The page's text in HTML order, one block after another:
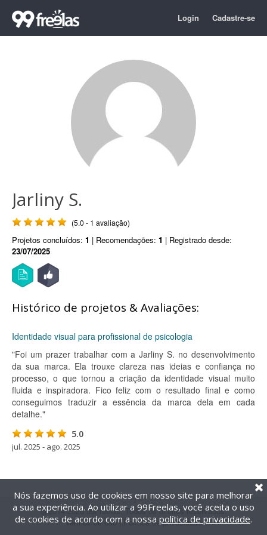
Login Cadastre-se
Jarliny S.
(5.0 - 1 avaliação)
Projetos concluídos: 1 | Recomendações: 1 | Registrado desde:
23/07/2025
Histórico de projetos & Avaliações:
Identidade visual para profissional de psicologia
"Foi um prazer trabalhar com a Jarliny S. no desenvolvimento
da sua marca. Ela trouxe clareza nas ideias e confiança no
processo, o que tornou a criação da identidade visual muito
fluida e inspiradora. Fico feliz com o resultado final e como
conseguimos traduzir a essência da marca dela em cada
detalhe."
5.0
jul. 2025 - ago. 2025
@2014-2026 99Freelas. Todos os direitos reservados.
Termos de uso| Política de privacidade
Nós fazemos uso de cookies em nosso site para melhorar
a sua experiência. Ao utilizar a 99Freelas, você aceita o uso
de cookies de acordo com a nossa política de privacidade.